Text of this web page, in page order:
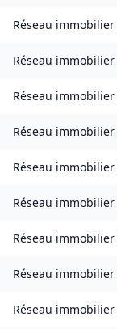
Réseau immobilier
Réseau immobilier
Réseau immobilier
Réseau immobilier
Réseau immobilier
Réseau immobilier
Réseau immobilier
Réseau immobilier
Réseau immobilier